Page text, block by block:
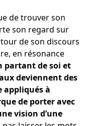
de trouver son
son regard sur
de son discours
en résonance
partant de soi et
deviennent des
appliqués à
de porter avec
vision d’une